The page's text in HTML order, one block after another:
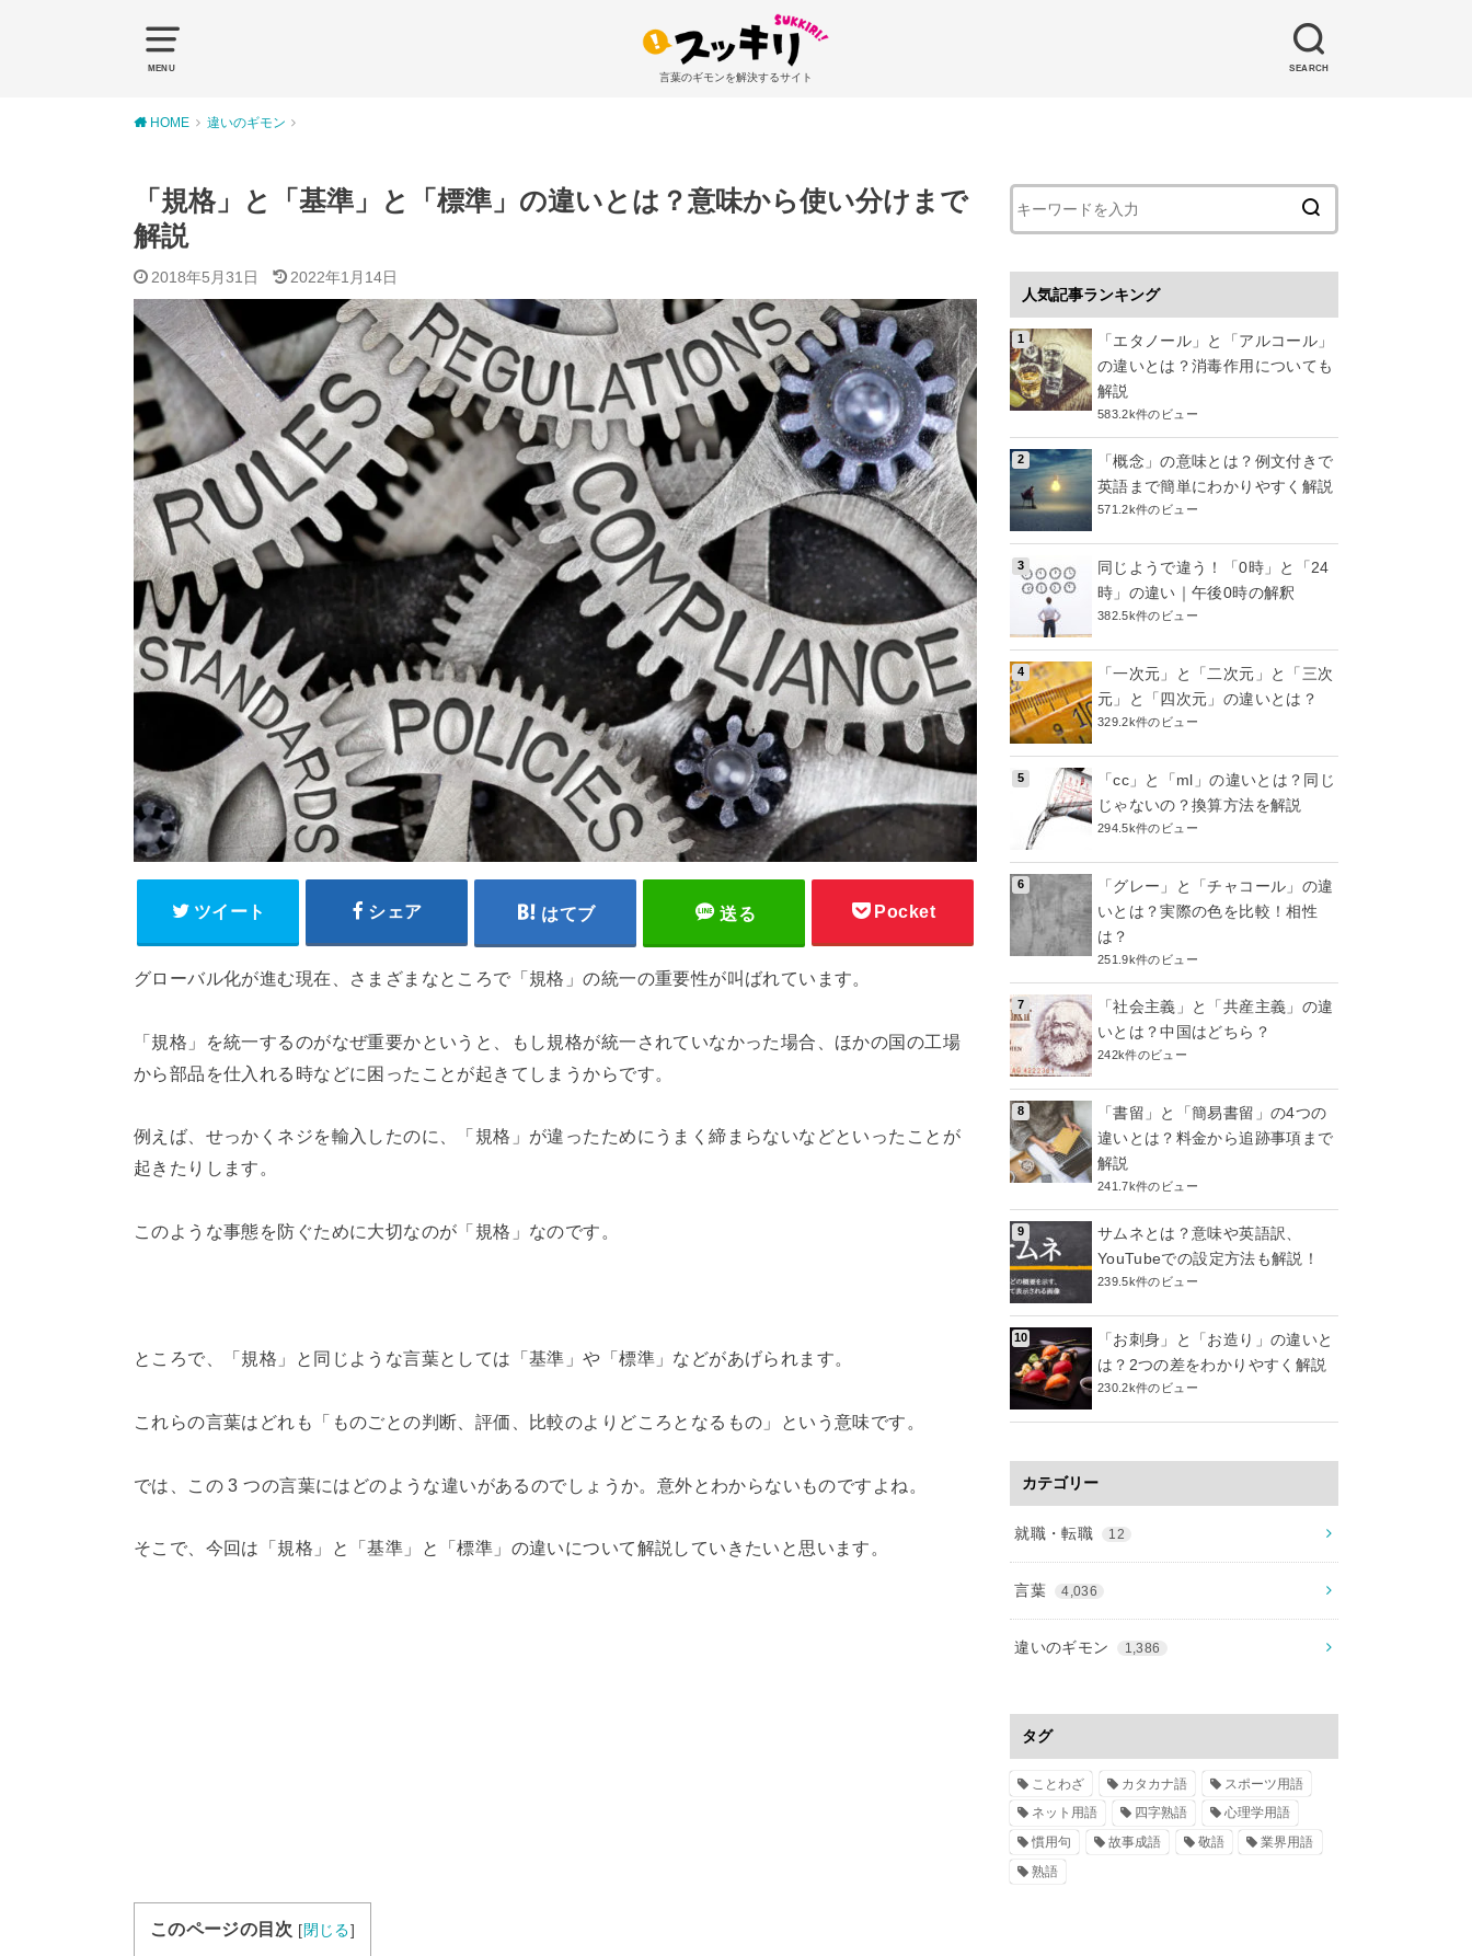
MENU SEARCH
言葉のギモンを解決するサイト
HOME 違いのギモン
「規格」と「基準」と「標準」の違いとは？意味から使い分けまで
解説
2018年5月31日 2022年1月14日
ツイート シェア はてブ 送る Pocket
グローバル化が進む現在、さまざまなところで「規格」の統一の重要性が叫ばれています。
「規格」を統一するのがなぜ重要かというと、もし規格が統一されていなかった場合、ほかの国の工場
から部品を仕入れる時などに困ったことが起きてしまうからです。
例えば、せっかくネジを輸入したのに、「規格」が違ったためにうまく締まらないなどといったことが
起きたりします。
このような事態を防ぐために大切なのが「規格」なのです。
ところで、「規格」と同じような言葉としては「基準」や「標準」などがあげられます。
これらの言葉はどれも「ものごとの判断、評価、比較のよりどころとなるもの」という意味です。
では、この 3 つの言葉にはどのような違いがあるのでしょうか。意外とわからないものですよね。
そこで、今回は「規格」と「基準」と「標準」の違いについて解説していきたいと思います。
このページの目次 [閉じる]
人気記事ランキング
「エタノール」と「アルコール」
の違いとは？消毒作用についても
解説
583.2k件のビュー
「概念」の意味とは？例文付きで
英語まで簡単にわかりやすく解説
571.2k件のビュー
同じようで違う！「0時」と「24
時」の違い｜午後0時の解釈
382.5k件のビュー
「一次元」と「二次元」と「三次
元」と「四次元」の違いとは？
329.2k件のビュー
「cc」と「ml」の違いとは？同じ
じゃないの？換算方法を解説
294.5k件のビュー
「グレー」と「チャコール」の違
いとは？実際の色を比較！相性
は？
251.9k件のビュー
「社会主義」と「共産主義」の違
いとは？中国はどちら？
242k件のビュー
「書留」と「簡易書留」の4つの
違いとは？料金から追跡事項まで
解説
241.7k件のビュー
サムネとは？意味や英語訳、
YouTubeでの設定方法も解説！
239.5k件のビュー
「お刺身」と「お造り」の違いと
は？2つの差をわかりやすく解説
230.2k件のビュー
カテゴリー
就職・転職 12
言葉 4,036
違いのギモン 1,386
タグ
ことわざ カタカナ語
スポーツ用語
ネット用語
四字熟語
心理学用語
慣用句
故事成語 敬語
業界用語
熟語